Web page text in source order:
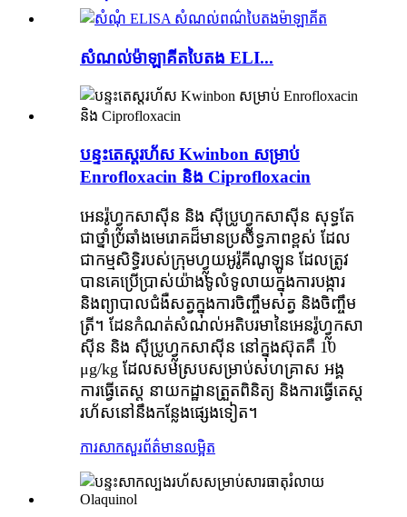
សំណល់ម៉ាឡាគីតបៃតង ELI...
បន្ទះតេស្តរហ័ស Kwinbon សម្រាប់
Enrofloxacin និង Ciprofloxacin
អេនរ៉ូហ្វ្លុកសាស៊ីន និង ស៊ីប្រូហ្វ្លុកសាស៊ីន សុទ្ធតែ
ជាថ្នាំប្រឆាំងមេរោគដ៏មានប្រសិទ្ធភាពខ្ពស់ ដែល
ជាកម្មសិទ្ធិរបស់ក្រុមហ្វ្លុយអូរ៉ូគីណូឡូន ដែលត្រូវ
បានគេប្រើប្រាស់យ៉ាងទូលំទូលាយក្នុងការបង្ការ
និងព្យាបាលជំងឺសត្វក្នុងការចិញ្ចឹមសត្វ និងចិញ្ចឹម
ត្រី។ ដែនកំណត់សំណល់អតិបរមានៃអេនរ៉ូហ្វ្លុកសា
ស៊ីន និង ស៊ីប្រូហ្វ្លុកសាស៊ីន នៅក្នុងស៊ុតគឺ 10
μg/kg ដែលសមស្របសម្រាប់សហគ្រាស អង្គ
ការធ្វើតេស្ត នាយកដ្ឋានត្រួតពិនិត្យ និងការធ្វើតេស្ត
រហ័សនៅនឹងកន្លែងផ្សេងទៀត។
ការសាកសួរព័ត៌មានលម្អិត